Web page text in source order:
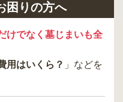
のには困らない。
困りの方へ
けでなく墓じまいも全
用はいくら？ 」などを